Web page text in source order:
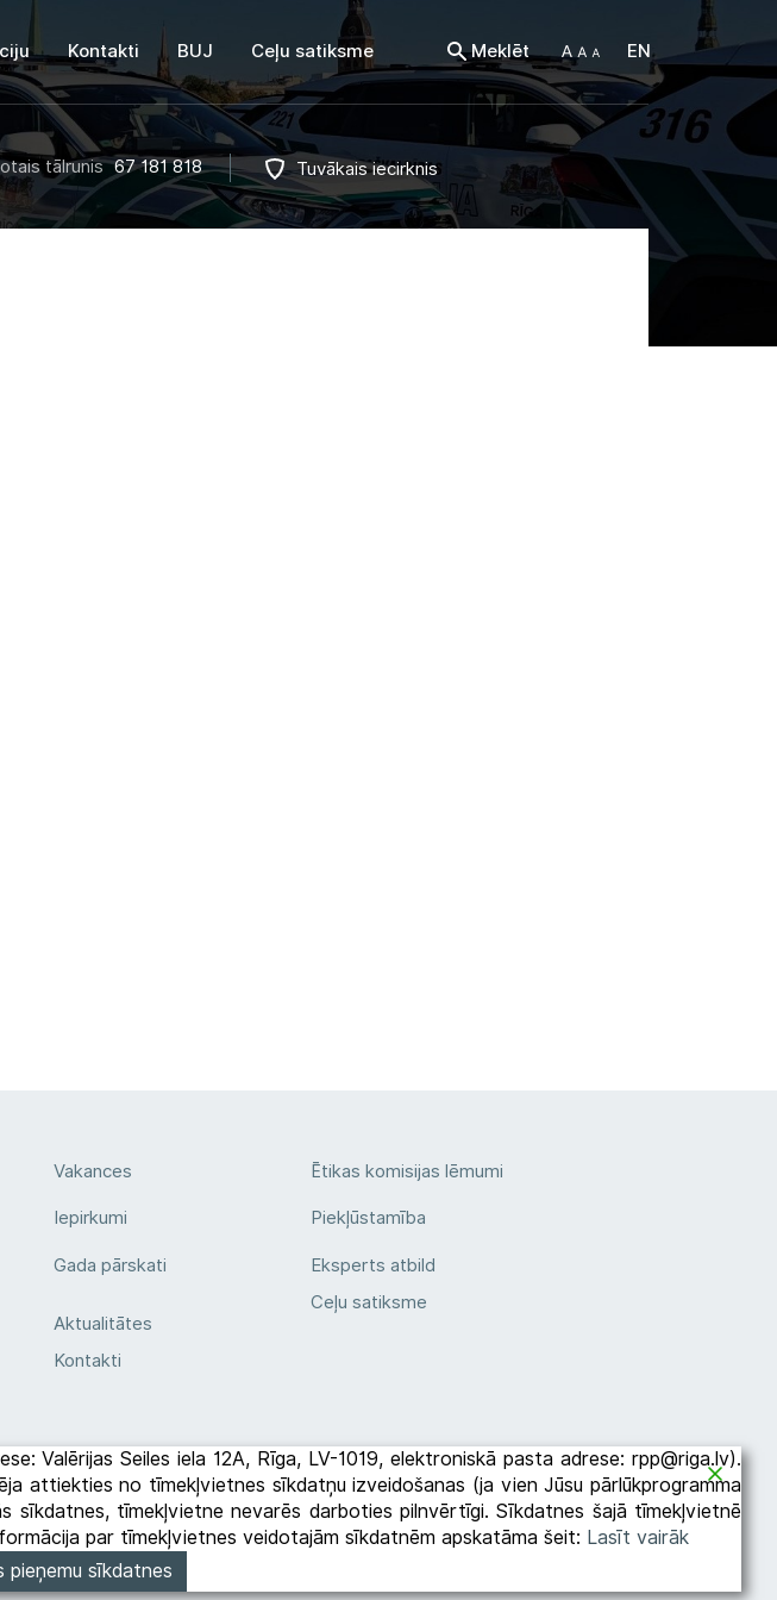
Kontakti BUJ Ceļu satiksme Meklēt EN
tālrunis 67 181 818 Tuvākais iecirknis
Vakances
Iepirkumi
Gada pārskati
Aktualitātes
Kontakti
Ētikas komisijas lēmumi
Piekļūstamība
Eksperts atbild
Ceļu satiksme
Valērijas Seiles iela 12A, Rīga, LV-1019, elektroniskā pasta adrese: rpp@riga.lv).
attiekties no tīmekļvietnes sīkdatņu izveidošanas (ja vien Jūsu pārlūkprogramma
tīmekļvietne nevarēs darboties pilnvērtīgi. Sīkdatnes šajā tīmekļvietnē
par tīmekļvietnes veidotajām sīkdatnēm apskatāma šeit: Lasīt vairāk
pieņemu sīkdatnes